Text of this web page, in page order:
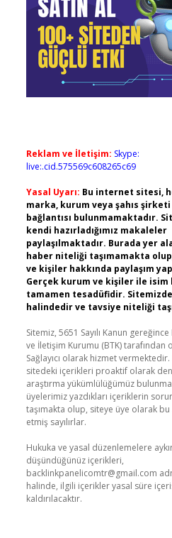
Reklam ve İletişim: Skype:
live:.cid.575569c608265c69
Yasal Uyarı: Bu internet sitesi,
marka, kurum veya şahıs
bağlantısı bulunmamaktadır.
kendi hazırladığımız makaleler
paylaşılmaktadır. Burada yer
haber niteliği taşımamakta
ve kişiler hakkında paylaşım
Gerçek kurum ve kişiler ile
tamamen tesadüfidir.
halindedir ve tavsiye niteliği
Sitemiz, 5651 Sayılı Kanun
ve İletişim Kurumu (BTK) tarafından
Sağlayıcı olarak hizmet
sitedeki içerikleri proaktif olarak
araştırma yükümlülüğümüz
üyelerimiz yazdıkları içeriklerin
taşımakta olup, siteye üye olarak
etmiş sayılırlar.
Hukuka ve yasal düzenlemelere
düşündüğünüz içerikleri,
backlinkpanelicomtr@gmail.com
halinde, ilgili içerikler yasal süre
kaldırılacaktır.